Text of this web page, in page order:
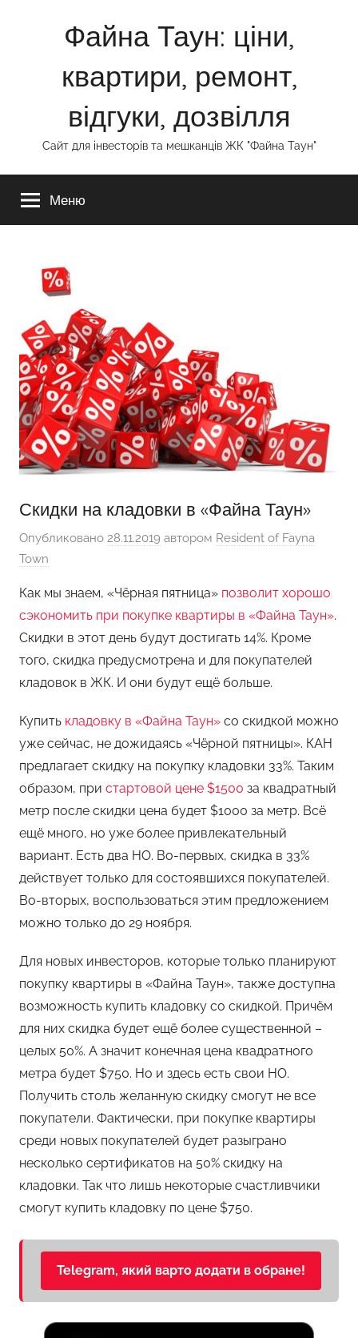
Файна Таун: ціни,
квартири, ремонт,
відгуки, дозвілля
Сайт для інвесторів та мешканців ЖК "Файна Таун"
Меню
Скидки на кладовки в «Файна Таун»
Опубликовано 28.11.2019 автором Resident of Fayna
Town
Как мы знаем, «Чёрная пятница» позволит хорошо
сэкономить при покупке квартиры в «Файна Таун».
Скидки в этот день будут достигать 14%. Кроме
того, скидка предусмотрена и для покупателей
кладовок в ЖК. И они будут ещё больше.
Купить кладовку в «Файна Таун» со скидкой можно
уже сейчас, не дожидаясь «Чёрной пятницы». КАН
предлагает скидку на покупку кладовки 33%. Таким
образом, при стартовой цене $1500 за квадратный
метр после скидки цена будет $1000 за метр. Всё
ещё много, но уже более привлекательный
вариант. Есть два НО. Во-первых, скидка в 33%
действует только для состоявшихся покупателей.
Во-вторых, воспользоваться этим предложением
можно только до 29 ноября.
Для новых инвесторов, которые только планируют
покупку квартиры в «Файна Таун», также доступна
возможность купить кладовку со скидкой. Причём
для них скидка будет ещё более существенной –
целых 50%. А значит конечная цена квадратного
метра будет $750. Но и здесь есть свои НО.
Получить столь желанную скидку смогут не все
покупатели. Фактически, при покупке квартиры
среди новых покупателей будет разыграно
несколько сертификатов на 50% скидку на
кладовки. Так что лишь некоторые счастливчики
смогут купить кладовку по цене $750.
Telegram, який варто додати в обране!